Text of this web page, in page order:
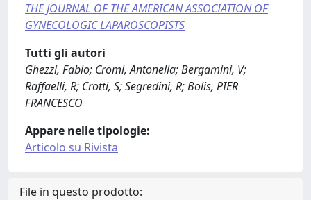
THE JOURNAL OF THE AMERICAN ASSOCIATION OF
GYNECOLOGIC LAPAROSCOPISTS
Tutti gli autori
Ghezzi, Fabio; Cromi, Antonella; Bergamini, V;
Raffaelli, R; Crotti, S; Segredini, R; Bolis, PIER
FRANCESCO
Appare nelle tipologie:
Articolo su Rivista
File in questo prodotto: